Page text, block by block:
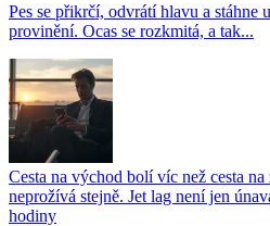
Pes se přikrčí, odvrátí hlavu a
provinění. Ocas se rozkmitá, a tak...
Cesta na východ bolí víc než cesta
neprožívá stejně. Jet lag není jen
hodiny